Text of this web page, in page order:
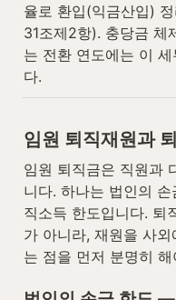
율로 환입(익금산입)
31조제2항). 충당금 체
는 전환 연도에는 이
다.
임원 퇴직재원과
임원 퇴직금은 직원과
니다. 하나는 법인의
직소득 한도입니다. 퇴
가 아니라, 재원을 사
는 점을 먼저 분명히 해